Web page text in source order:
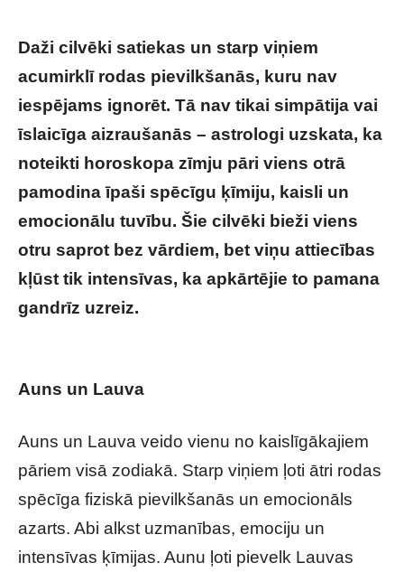
Daži cilvēki satiekas un starp viņiem
acumirklī rodas pievilkšanās, kuru nav
iespējams ignorēt. Tā nav tikai simpātija vai
īslaicīga aizraušanās – astrologi uzskata, ka
noteikti horoskopa zīmju pāri viens otrā
pamodina īpaši spēcīgu ķīmiju, kaisli un
emocionālu tuvību. Šie cilvēki bieži viens
otru saprot bez vārdiem, bet viņu attiecības
kļūst tik intensīvas, ka apkārtējie to pamana
gandrīz uzreiz.
Auns un Lauva
Auns un Lauva veido vienu no kaislīgākajiem
pāriem visā zodiakā. Starp viņiem ļoti ātri rodas
spēcīga fiziskā pievilkšanās un emocionāls
azarts. Abi alkst uzmanības, emociju un
intensīvas ķīmijas. Aunu ļoti pievelk Lauvas